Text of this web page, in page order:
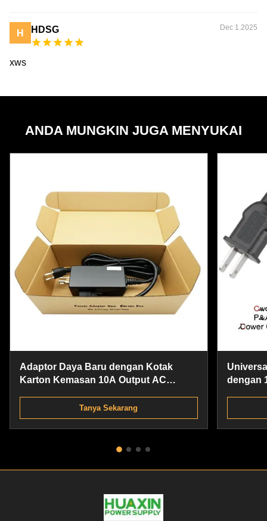
H HDSG Dec 1.2025
xws
ANDA MUNGKIN JUGA MENYUKAI
Adaptor Daya Baru dengan Kotak
Karton Kemasan 10A Output AC
Tanya Sekarang
dengan